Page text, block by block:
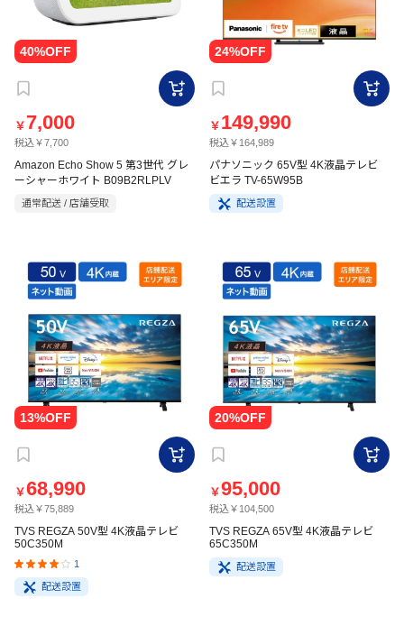
￥ 7,000
税込￥7,700
Amazon Echo Show 5 第3世代 グレ
ーシャーホワイト B09B2RLPLV
通常配送 / 店舗受取
￥ 149,990
税込￥164,989
パナソニック 65V型 4K液晶テレビ
ビエラ TV-65W95B
配送設置
￥68,990
税込￥75,889
TVS REGZA 50V型 4K液晶テレビ
50C350M
1
配送設置
￥95,000
税込￥104,500
TVS REGZA 65V型 4K液晶テレビ
65C350M
配送設置